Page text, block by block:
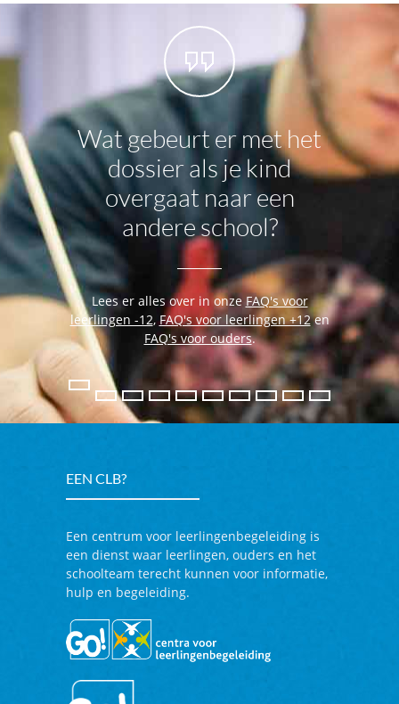
Wat gebeurt er met het
dossier als je kind
overgaat naar een
andere school?
Lees er alles over in onze FAQ's voor
leerlingen -12,FAQ's voor leerlingen +12en
FAQ's voor ouders.
Lees
EEN CLB?
Een centrum voor leerlingenbegeleiding is
een dienst waar leerlingen, ouders en het
schoolteam terecht kunnen voor informatie,
hulp en begeleiding.